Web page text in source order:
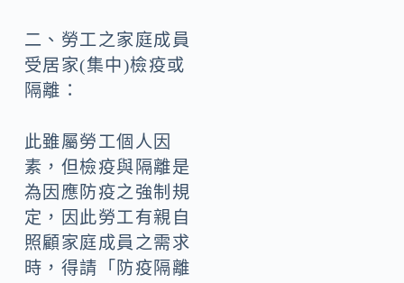
二、勞工之家庭成員
受居家(集中)檢疫或
隔離：
此雖屬勞工個人因
素，但檢疫與隔離是
為因應防疫之強制規
定，因此勞工有親自
照顧家庭成員之需求
時，得請「防疫隔離